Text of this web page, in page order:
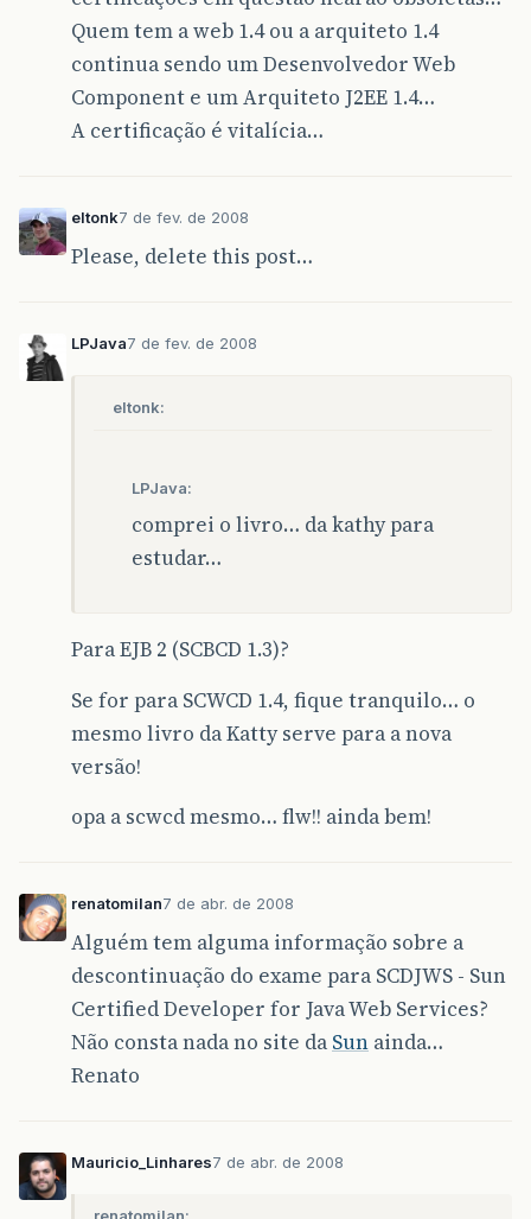
Quem tem a web 1.4 ou a arquiteto 1.4
continua sendo um Desenvolvedor Web
Component e um Arquiteto J2EE 1.4…
A certificação é vitalícia…
eltonk7 de fev. de 2008
Please, delete this post…
LPJava7 de fev. de 2008
eltonk:
LPJava:
comprei o livro… da kathy para
estudar…
Para EJB 2 (SCBCD 1.3)?
Se for para SCWCD 1.4, fique tranquilo… o
mesmo livro da Katty serve para a nova
versão!
opa a scwcd mesmo… flw!! ainda bem!
renatomilan7 de abr. de 2008
Alguém tem alguma informação sobre a
descontinuação do exame para SCDJWS - Sun
Certified Developer for Java Web Services?
Não consta nada no site da Sun ainda…
Renato
Mauricio_Linhares7 de abr. de 2008